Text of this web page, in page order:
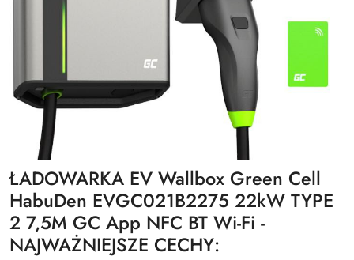
ŁADOWARKA EV Wallbox Green Cell
HabuDen EVGC021B2275 22kW TYPE
2 7,5M GC App NFC BT Wi-Fi -
NAJWAŻNIEJSZE CECHY: